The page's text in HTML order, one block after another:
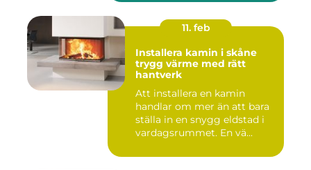
11. feb
Installera kamin i skåne
trygg värme med rätt
hantverk
Att installera en kamin
handlar om mer än att bara
ställa in en snygg eldstad i
vardagsrummet. En vä...